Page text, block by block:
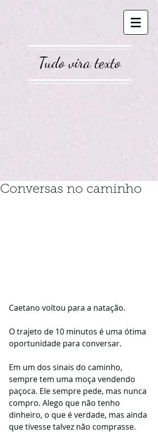
Tudo vira texto
Conversas no caminho
Caetano voltou para a natação.
O trajeto de 10 minutos é uma ótima
oportunidade para conversar.
Em um dos sinais do caminho,
sempre tem uma moça vendendo
paçoca. Ele sempre pede, mas nunca
compro. Alego que não tenho
dinheiro, o que é verdade, mas ainda
que tivesse talvez não comprasse.